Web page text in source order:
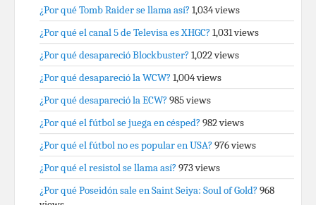
¿Por qué Tomb Raider se llama así? 1,034 views
¿Por qué el canal 5 de Televisa es XHGC? 1,031 views
¿Por qué desapareció Blockbuster? 1,022 views
¿Por qué desapareció la WCW? 1,004 views
¿Por qué desapareció la ECW? 985 views
¿Por qué el fútbol se juega en césped? 982 views
¿Por qué el fútbol no es popular en USA? 976 views
¿Por qué el resistol se llama así? 973 views
¿Por qué Poseidón sale en Saint Seiya: Soul of Gold? 968